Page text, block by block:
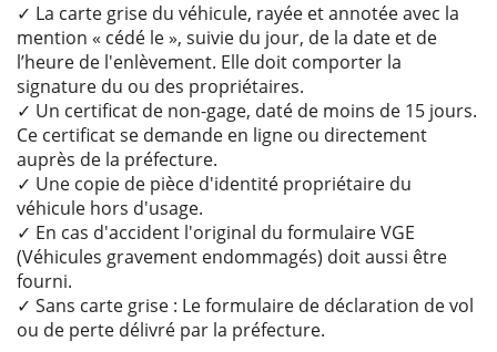
✓ La carte grise du véhicule, rayée et annotée avec la
mention « cédé le », suivie du jour, de la date et de
l’heure de l'enlèvement. Elle doit comporter la
signature du ou des propriétaires.
✓ Un certificat de non-gage, daté de moins de 15 jours.
Ce certificat se demande en ligne ou directement
auprès de la préfecture.
✓ Une copie de pièce d'identité propriétaire du
véhicule hors d'usage.
✓ En cas d'accident l'original du formulaire VGE
(Véhicules gravement endommagés) doit aussi être
fourni.
✓ Sans carte grise : Le formulaire de déclaration de vol
ou de perte délivré par la préfecture.